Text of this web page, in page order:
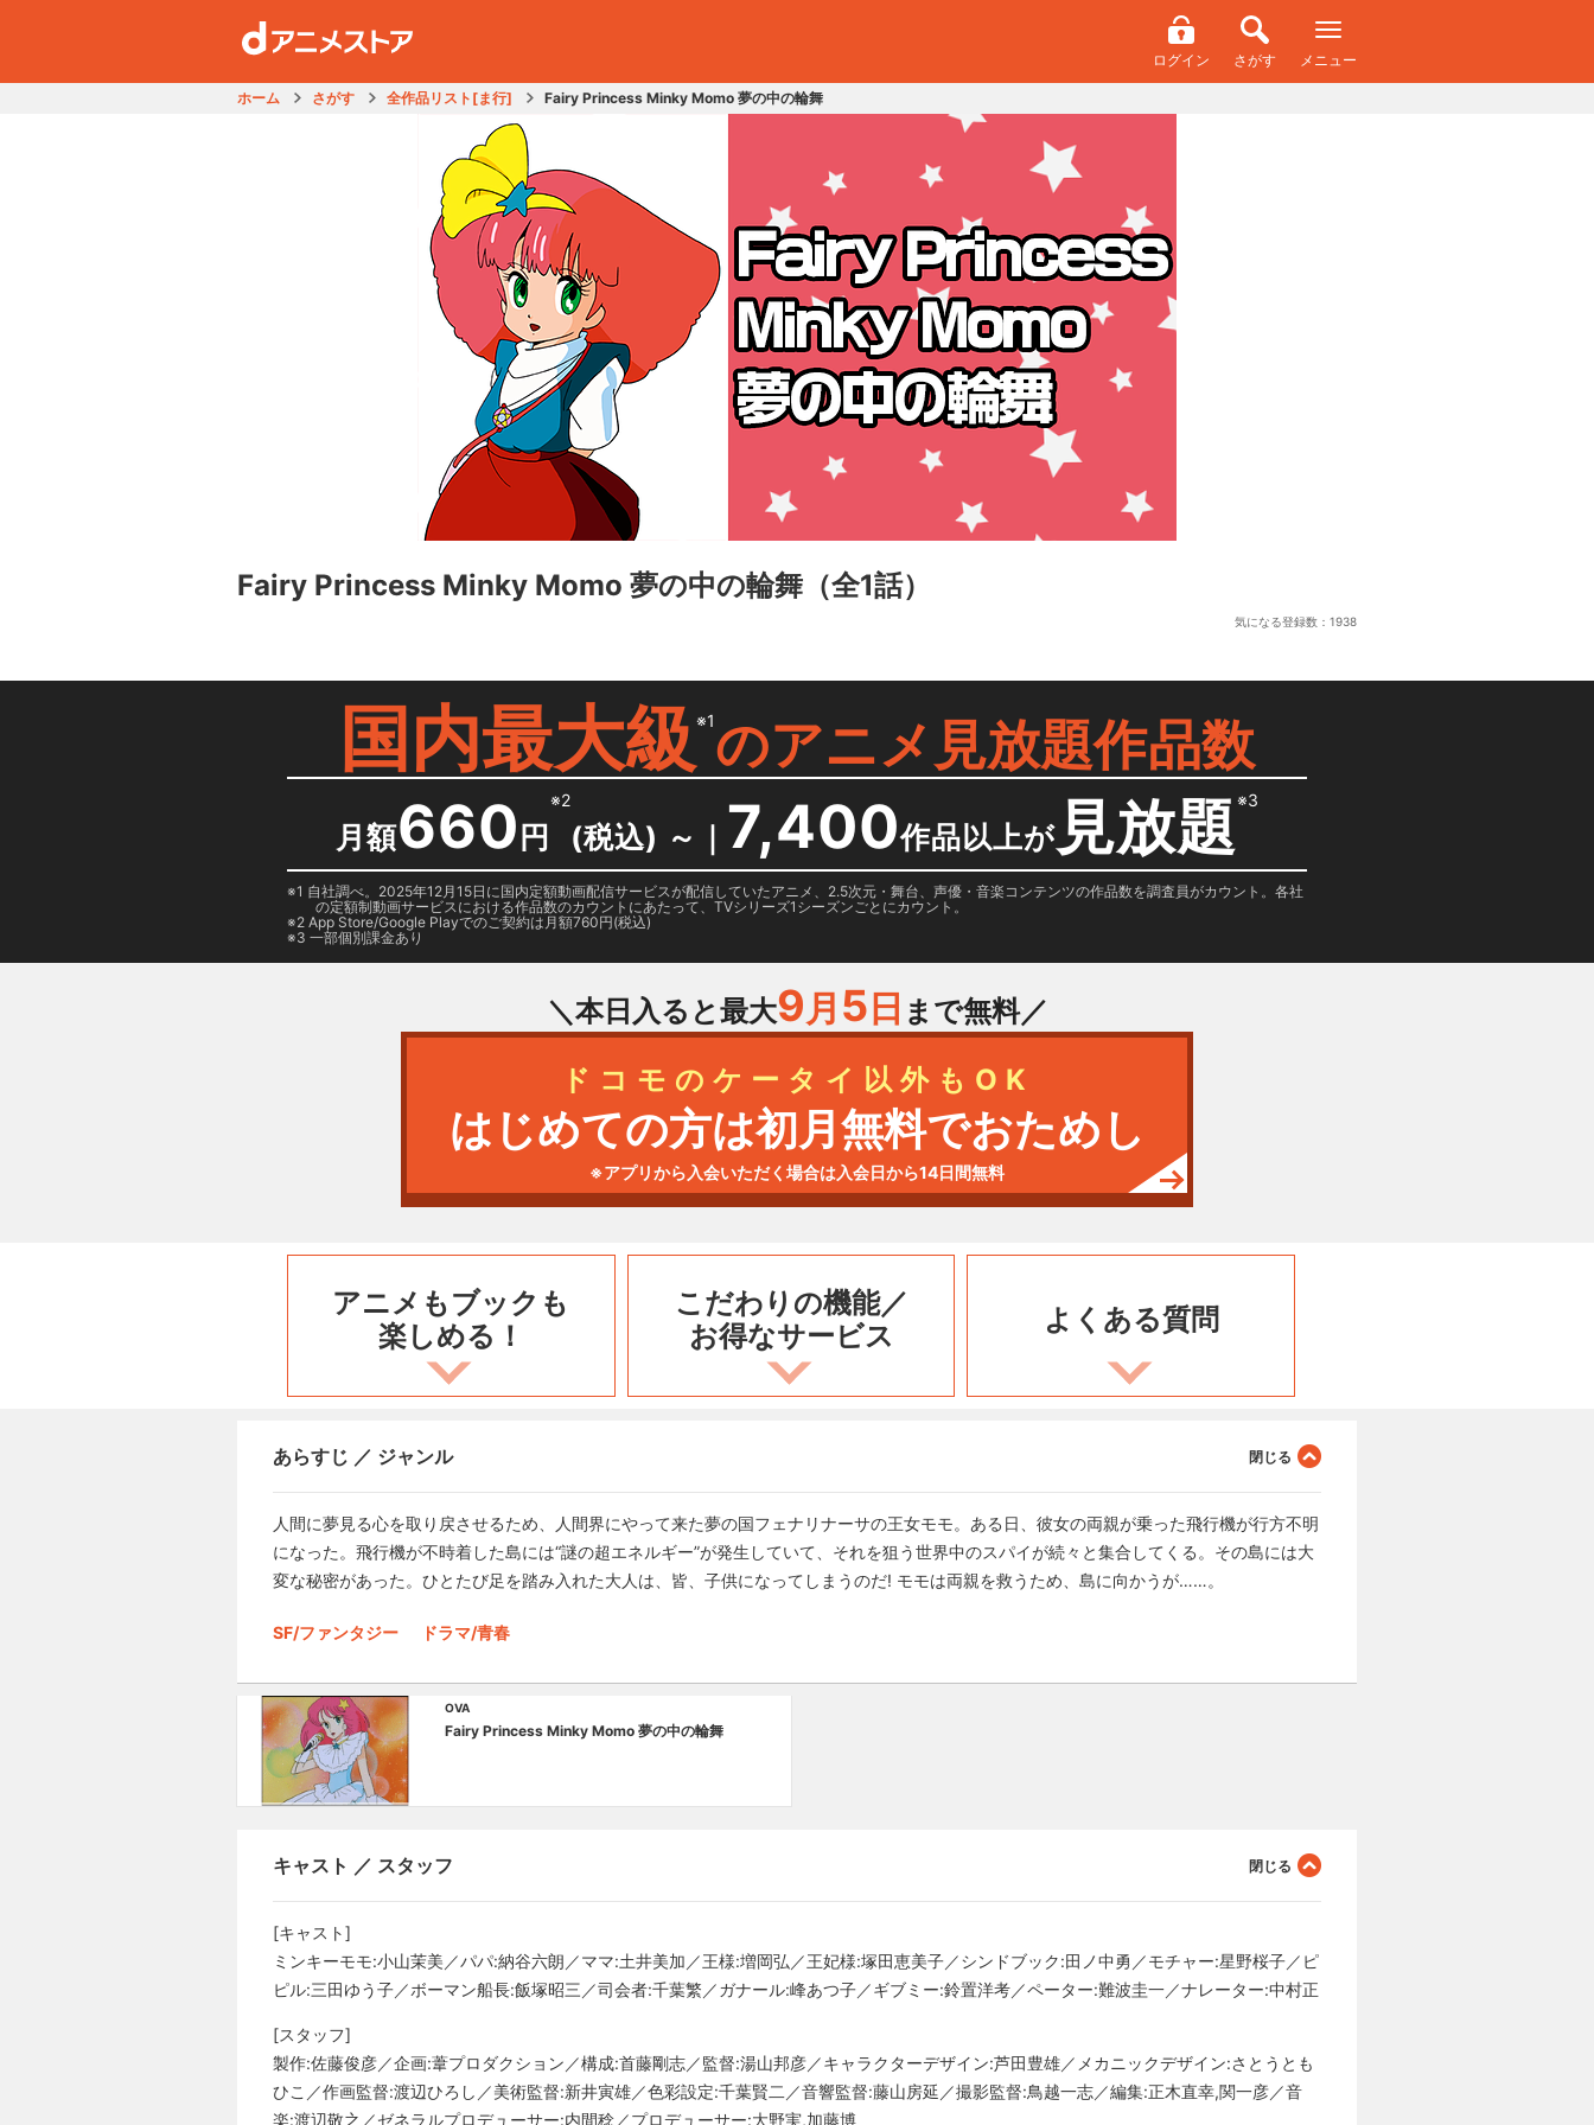
ログイン さがす メニュー
ホーム さがす 全作品リスト[ま行] Fairy Princess Minky Momo 夢の中の輪舞
Fairy Princess Minky Momo 夢の中の輪舞 （全1話）
気になる登録数： 1938
国内最大級 ※1のアニメ見放題作品数
月額660 円
※2
(税込) ～ ｜ 7,400作品以上が 見放題※3
1 自社調べ。2025年12月15日に国内定額動画配信サービスが配信していたアニメ、2.5次元・舞台、声優・音楽コンテンツの作品数を調査員がカウント。各社
の定額制動画サービスにおける作品数のカウントにあたって、TVシリーズ1シーズンごとにカウント。
2 App Store/Google Playでのご契約は月額760円(税込)
3 一部個別課金あり
＼本日入ると最大9月 5 日 まで無料／
ドコモのケータイ以外もOK
はじめての方は初月無料でおためし
※アプリから入会いただく場合は入会日から14日間無料
アニメもブックも
楽しめる！
こだわりの機能／
お得なサービス
よくある質問
あらすじ ／ ジャンル
人間に夢見る心を取り戻させるため、人間界にやって来た夢の国フェナリナーサの王女モモ。ある日、彼女の両親が乗った飛行機が行方不明
になった。飛行機が不時着した島には“謎の超エネルギー”が発生していて、それを狙う世界中のスパイが続々と集合してくる。その島には大
変な秘密があった。ひとたび足を踏み入れた大人は、皆、子供になってしまうのだ! モモは両親を救うため、島に向かうが……。
SF/ファンタジー ドラマ/青春
OVA
Fairy Princess Minky Momo 夢の中の輪舞
キャスト ／ スタッフ
[キャスト]
ミンキーモモ:小山茉美／パパ:納谷六朗／ママ:土井美加／王様:増岡弘／王妃様:塚田恵美子／シンドブック:田ノ中勇／モチャー:星野桜子／ピ
ピル:三田ゆう子／ボーマン船長:飯塚昭三／司会者:千葉繁／ガナール:峰あつ子／ギブミー:鈴置洋考／ペーター:難波圭一／ナレーター:中村正
[スタッフ]
製作:佐藤俊彦／企画:葦プロダクション／構成:首藤剛志／監督:湯山邦彦／キャラクターデザイン:芦田豊雄／メカニックデザイン:さとうとも
ひこ／作画監督:渡辺ひろし／美術監督:新井寅雄／色彩設定:千葉賢二／音響監督:藤山房延／撮影監督:鳥越一志／編集:正木直幸,関一彦／音
楽:渡辺敬之／ゼネラルプロデューサー:内間稔／プロデューサー:大野実,加藤博